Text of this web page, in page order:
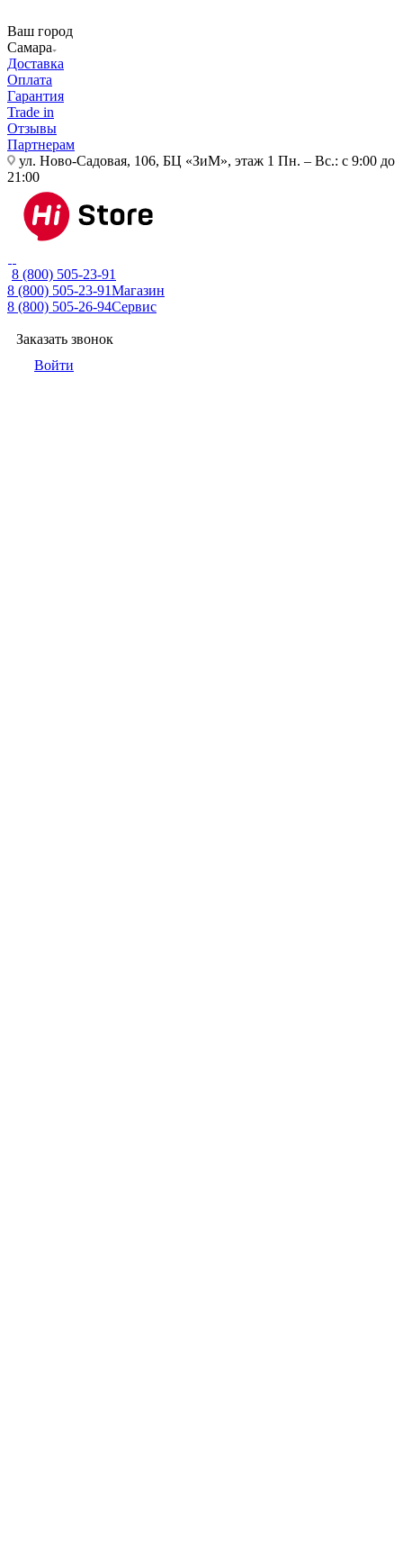
Ваш город
Самара
Доставка
Оплата
Гарантия
Trade in
Отзывы
Партнерам
ул. Ново-Садовая, 106, БЦ «ЗиМ», этаж 1 Пн. – Вс.: с 9:00 до
21:00
8 (800) 505-23-91
8 (800) 505-23-91Магазин
8 (800) 505-26-94Сервис
Заказать звонок
Войти